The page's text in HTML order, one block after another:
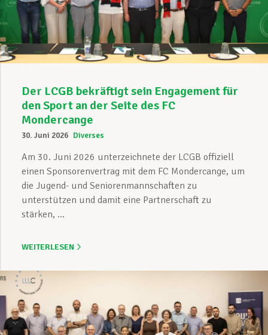
Der LCGB bekräftigt sein Engagement für
den Sport an der Seite des FC
Mondercange
30. Juni 2026 Diverses
Am 30. Juni 2026 unterzeichnete der LCGB offiziell
einen Sponsorenvertrag mit dem FC Mondercange, um
die Jugend- und Seniorenmannschaften zu
unterstützen und damit eine Partnerschaft zu
stärken, ...
WEITERLESEN